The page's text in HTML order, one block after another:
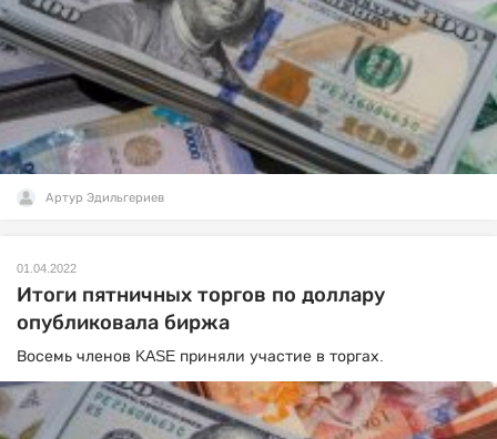
Артур Эдильгериев
01.04.2022
Итоги пятничных торгов по доллару
опубликовала биржа
Восемь членов KASE приняли участие в торгах.